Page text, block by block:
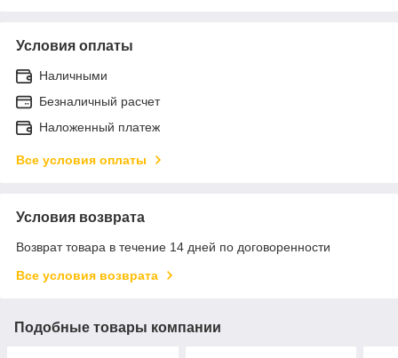
Условия оплаты
Наличными
Безналичный расчет
Наложенный платеж
Все условия оплаты
Условия возврата
Возврат товара в течение 14 дней по договоренности
Все условия возврата
Подобные товары компании